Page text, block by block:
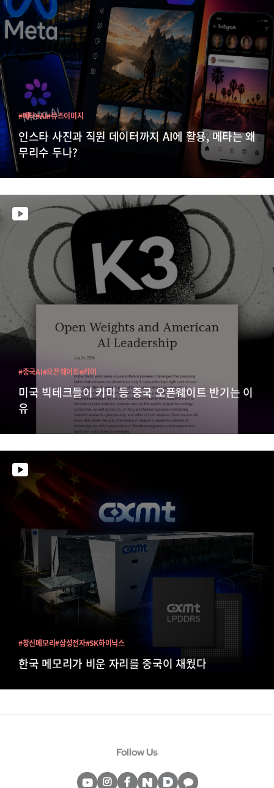
인스타 사진과 직원 데이터까지 AI에 활용, 메타는 왜
무리수 두나?
#메타#AI#뮤즈이미지
미국 빅테크들이 키미 등 중국 오픈웨이트 반기는 이
유
#중국AI#오픈웨이트#키미
한국 메모리가 비운 자리를 중국이 채웠다
#창신메모리#삼성전자#SK하이닉스
Follow Us